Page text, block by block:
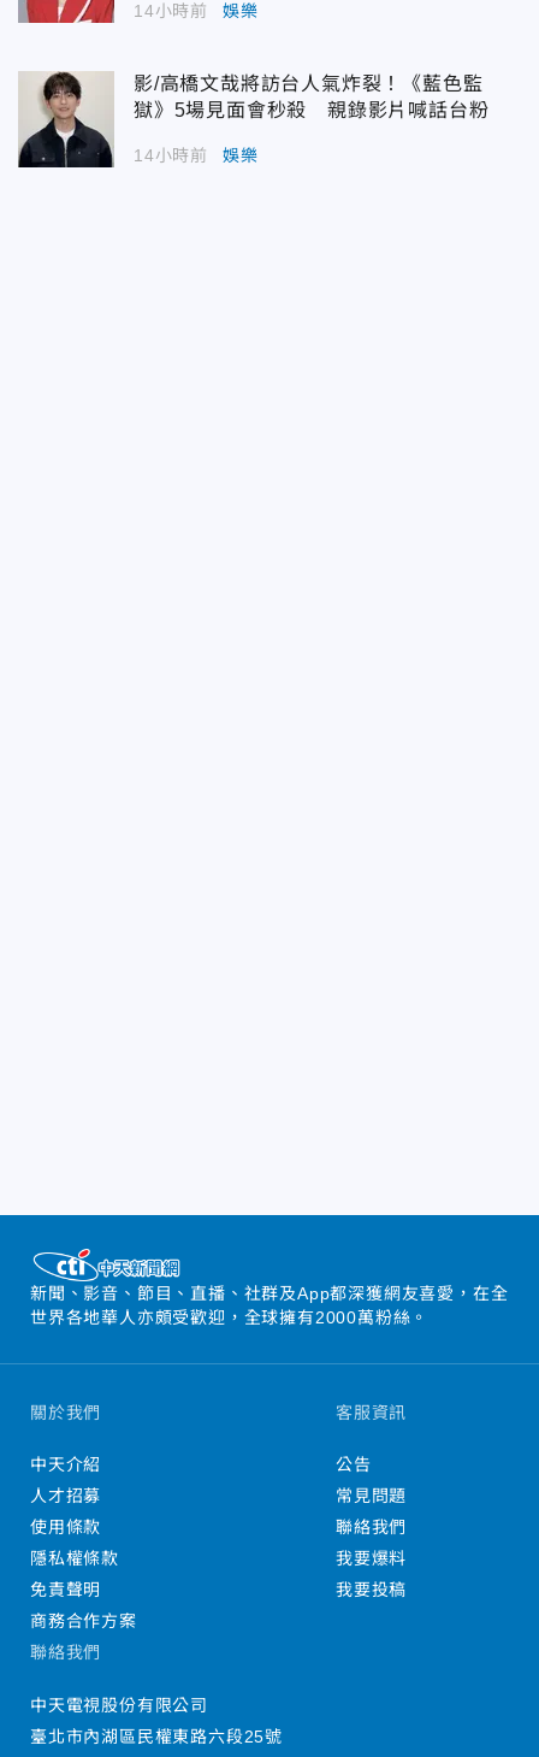
14小時前 娛樂
影/高橋文哉將訪台人氣炸裂！《藍色監
獄》5場見面會秒殺 親錄影片喊話台粉
14小時前 娛樂
新聞、影音、節目、直播、社群及App都深獲網友喜愛，在全
世界各地華人亦頗受歡迎，全球擁有2000萬粉絲。
關於我們
中天介紹
人才招募
使用條款
隱私權條款
免責聲明
商務合作方案
客服資訊
公告
常見問題
聯絡我們
我要爆料
我要投稿
聯絡我們
中天電視股份有限公司
臺北市內湖區民權東路六段25號